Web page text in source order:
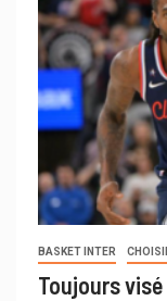
BASKET INTER
Toujours visé